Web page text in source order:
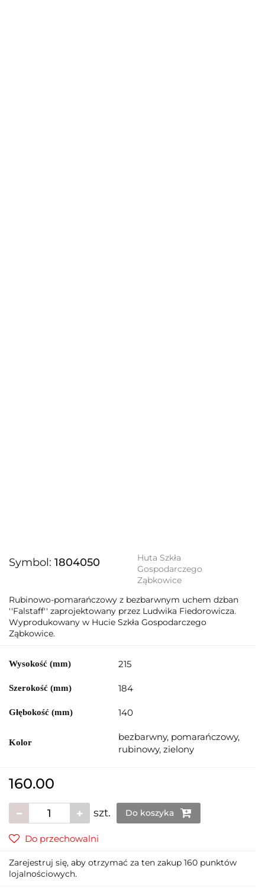
Symbol: 1804050
Huta Szkła
Gospodarczego
Ząbkowice
Rubinowo-pomarańczowy z bezbarwnym uchem dzban
''Falstaff'' zaprojektowany przez Ludwika Fiedorowicza.
Wyprodukowany w Hucie Szkła Gospodarczego
Ząbkowice.
Wysokość (mm) 215
Szerokość (mm) 184
Głębokość (mm) 140
Kolor
bezbarwny, pomarańczowy,
rubinowy, zielony
160.00
szt. Do koszyka
Do przechowalni
Zarejestruj się, aby otrzymać za ten zakup 160 punktów
lojalnościowych.